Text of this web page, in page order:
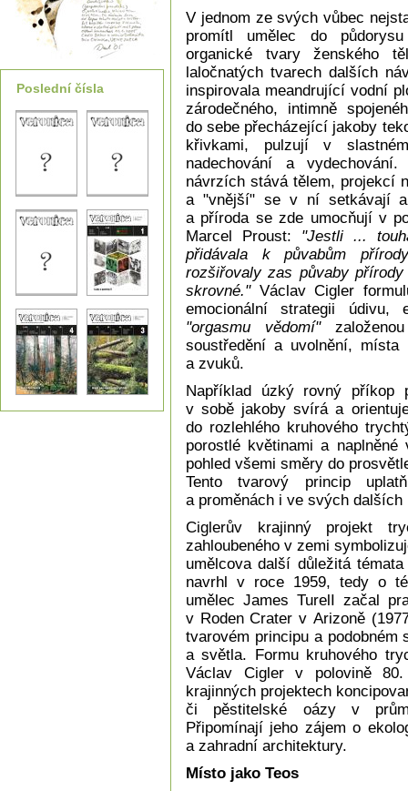
Poslední čísla
V jednom ze svých vůbec
promítl umělec do
organické tvary ženského
laločnatých tvarech dalších
inspirovala meandrující vodní
zárodečného, intimně
do sebe přecházející jakoby
křivkami, pulzují v
nadechování a
návrzích stává tělem, projekcí
a "vnější" se v ní setkávají
a příroda se zde umocňují v
Marcel Proust: "Jestli ...
přidávala k půvabům
rozšiřovaly zas půvaby
skrovné."Václav Cigler
emocionální strategii
"orgasmu vědomí"
soustředění a uvolnění,
a zvuků.
Například úzký rovný příkop
v sobě jakoby svírá a
do rozlehlého kruhového
porostlé květinami a
pohled všemi směry do
Tento tvarový princip
a proměnách i ve svých
Ciglerův krajinný projekt
zahloubeného v zemi
umělcova další důležitá
navrhl v roce 1959, tedy o
umělec James TurelI začal
v Roden Crater v Arizoně
tvarovém principu a podobném
a světla. Formu kruhového
Václav Cigler v polovině
krajinných projektech
či pěstitelské oázy v
Připomínají jeho zájem o
a zahradní architektury.
Místo jako Teos